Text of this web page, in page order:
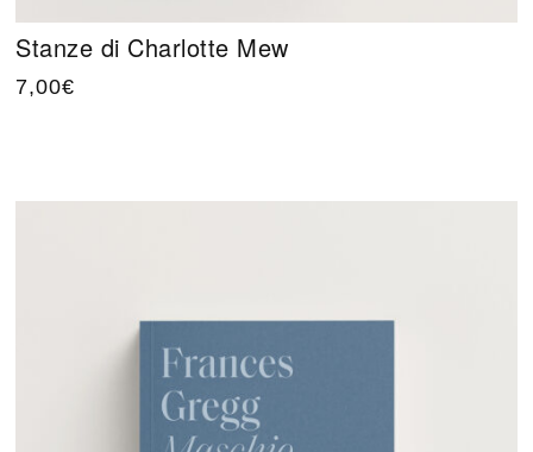
Stanze di Charlotte Mew
7,00€